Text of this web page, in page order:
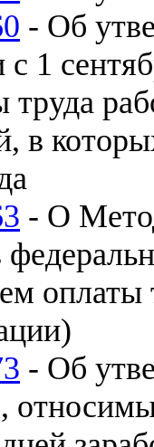
- Об
с 1
труда
в
- О
оплаты
- Об